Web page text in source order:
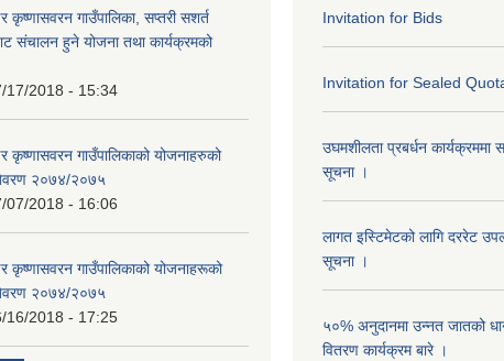
कृष्णासवरन गाउँपालिका, सप्तरी सशर्त
संचालन हुने योजना तथा कार्यक्रमको
17/2018 - 15:34
कृष्णासवरन गाउँपालिकाको योजनाहरुको
२०७४/२०७५
07/2018 - 16:06
कृष्णासवरन गाउँपालिकाको योजनाहरूको
२०७४/२०७५
16/2018 - 17:25
Invitation for Bids
Invitation for Sealed
उघमशीलता प्रबर्धन कार्यक्रममा
सूचना ।
लागत इस्टिमेटको लागि दररेट
सूचना ।
५०% अनुदानमा उन्नत जातको
वितरण कार्यक्रम बारे ।